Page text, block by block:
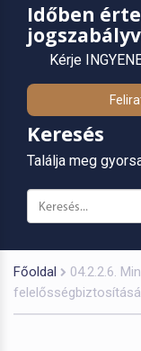
Időben
Kérje
Keresés
Találja meg
Főoldal
04.2.2.6.